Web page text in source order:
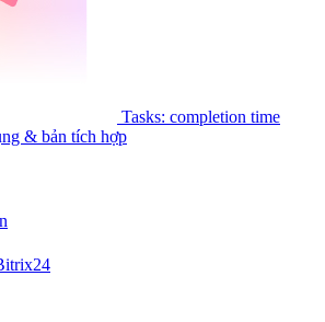
Tasks: completion time
& bản tích hợp